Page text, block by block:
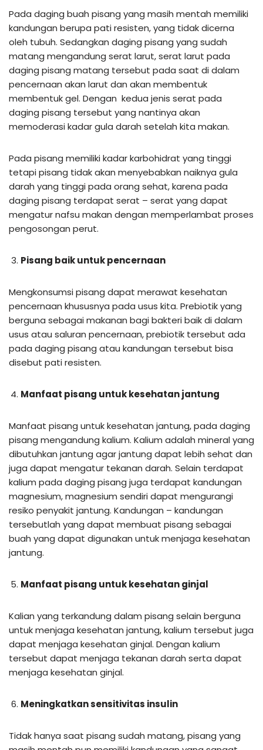
Pada daging buah pisang yang masih mentah memiliki
kandungan berupa pati resisten, yang tidak dicerna
oleh tubuh. Sedangkan daging pisang yang sudah
matang mengandung serat larut, serat larut pada
daging pisang matang tersebut pada saat di dalam
pencernaan akan larut dan akan membentuk
membentuk gel. Dengan kedua jenis serat pada
daging pisang tersebut yang nantinya akan
memoderasi kadar gula darah setelah kita makan.
Pada pisang memiliki kadar karbohidrat yang tinggi
tetapi pisang tidak akan menyebabkan naiknya gula
darah yang tinggi pada orang sehat, karena pada
daging pisang terdapat serat – serat yang dapat
mengatur nafsu makan dengan memperlambat proses
pengosongan perut.
Pisang baik untuk pencernaan
Mengkonsumsi pisang dapat merawat kesehatan
pencernaan khususnya pada usus kita. Prebiotik yang
berguna sebagai makanan bagi bakteri baik di dalam
usus atau saluran pencernaan, prebiotik tersebut ada
pada daging pisang atau kandungan tersebut bisa
disebut pati resisten.
Manfaat pisang untuk kesehatan jantung
Manfaat pisang untuk kesehatan jantung, pada daging
pisang mengandung kalium. Kalium adalah mineral yang
dibutuhkan jantung agar jantung dapat lebih sehat dan
juga dapat mengatur tekanan darah. Selain terdapat
kalium pada daging pisang juga terdapat kandungan
magnesium, magnesium sendiri dapat mengurangi
resiko penyakit jantung. Kandungan – kandungan
tersebutlah yang dapat membuat pisang sebagai
buah yang dapat digunakan untuk menjaga kesehatan
jantung.
Manfaat pisang untuk kesehatan ginjal
Kalian yang terkandung dalam pisang selain berguna
untuk menjaga kesehatan jantung, kalium tersebut juga
dapat menjaga kesehatan ginjal. Dengan kalium
tersebut dapat menjaga tekanan darah serta dapat
menjaga kesehatan ginjal.
Meningkatkan sensitivitas insulin
Tidak hanya saat pisang sudah matang, pisang yang